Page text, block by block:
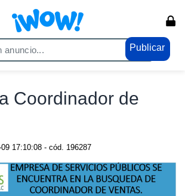
Publicar
Coordinador de
17:10:08 - cód. 196287